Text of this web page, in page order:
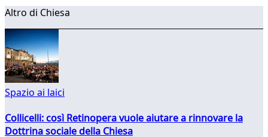
Altro di Chiesa
Spazio ai laici
Collicelli: così Retinopera vuole aiutare a rinnovare la
Dottrina sociale della Chiesa